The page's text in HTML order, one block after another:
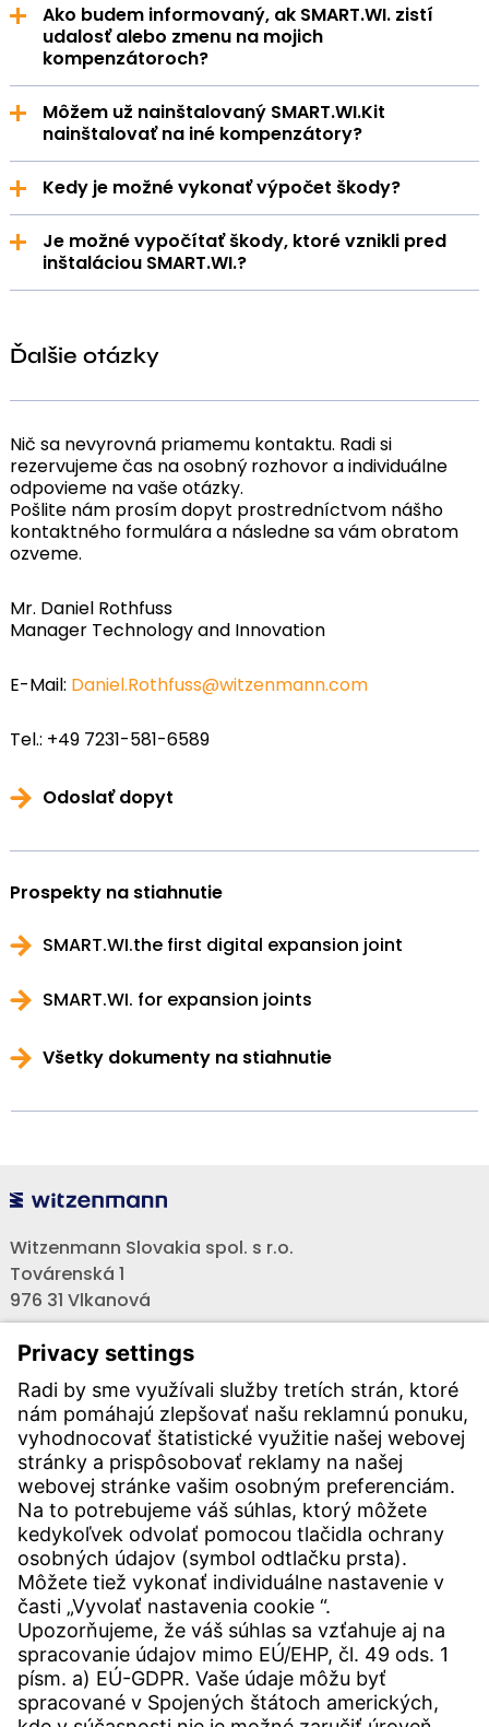
prepojiť viacero používateľských účtov.
Ako budem informovaný, ak SMART.WI. zistí
udalosť alebo zmenu na mojich
kompenzátoroch?
preferencií – e-mailom alebo SMS.
Môžem už nainštalovaný SMART.WI.Kit
nainštalovať na iné kompenzátory?
bez ďalších opatrení. V opačnom prípade sa
dodatočné náklady musia vypočítať a vytvoriť sa
musí nový majetok.
Kedy je možné vykonať výpočet škody?
kompenzátora od momentu inštalácie, takže
môžete včas reagovať, skôr ako dôjde k väčšiemu
poškodeniu.
Je možné vypočítať škody, ktoré vznikli pred
inštaláciou SMART.WI.?
Ďalšie otázky
Nič sa nevyrovná priamemu kontaktu. Radi si
rezervujeme čas na osobný rozhovor a individuálne
odpovieme na vaše otázky.
Pošlite nám prosím dopyt prostredníctvom nášho
kontaktného formulára a následne sa vám obratom
ozveme.
Mr. Daniel Rothfuss
Manager Technology and Innovation
E-Mail: Daniel.Rothfuss@witzenmann.com
Tel.: +49 7231-581-6589
Odoslať dopyt
Prospekty na stiahnutie
SMART.WI.the first digital expansion joint
SMART.WI. for expansion joints
Všetky dokumenty na stiahnutie
Witzenmann Slovakia spol. s r.o.
Továrenská 1
976 31 Vlkanová
Telefón:+421 - (0) 48-3234101
+421 - (0) 48-3214466
Email:info-sk@witzenmann.com
KONTAKT
Pobočky na celom svete
Kontakt
SERVICE
Centrum st'ahovania